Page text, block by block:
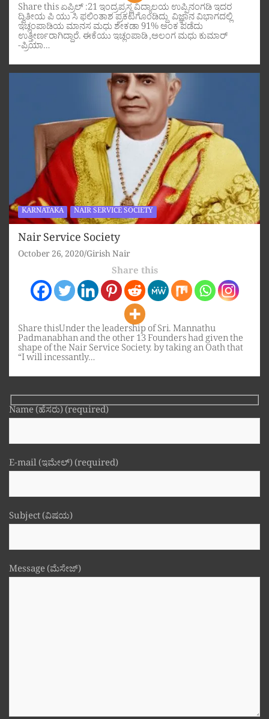
Share this ಏಪ್ರಿಲ್ :21 ಇಂದ್ರಪ್ರಸ್ಥ ವಿದ್ಯಾಲಯ ಉಪ್ಪಿನಂಗಡಿ ಇದರ
ದ್ವಿತೀಯ ಪಿ ಯು ಸಿ ಫಲಿಂತಾಶ ಪ್ರಕಟಗೊಂಡಿದ್ದು ವಿಜ್ಞಾನ ವಿಭಾಗದಲ್ಲಿ
ಇಚ್ಲಂಪಾಡಿಯ ಮಾನಸ ಮಧು ಶೇಕಡಾ 91% ಅಂಕ ಪಡೆದು
ಉತ್ತೀರ್ಣರಾಗಿದ್ದಾರೆ. ಈಕೆಯು ಇಚ್ಲಂಪಾಡಿ ,ಅಲಂಗ ಮಧು ಕುಮಾರ್
-ಪ್ರಿಯಾ…
KARNATAKA NAIR SERVICE SOCIETY
Nair Service Society
October 26, 2020 Girish Nair
Share this
Share thisUnder the leadership of Sri. Mannathu
Padmanabhan and the other 13 Founders had given the
shape of the Nair Service Society. by taking an Oath that
“I will incessantly…
Name (ಹೆಸರು) (required)
E-mail (ಇಮೇಲ್) (required)
Subject (ವಿಷಯ)
Message (ಮೆಸೇಜ್)